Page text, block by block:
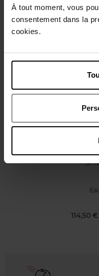
À tout moment, vous
consentement dans la
cookies.
Avis client Politique
Sì
114,50 €